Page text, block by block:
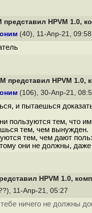
представил HPVM 1.0,
(40), 11-Апр-21, 09:58
представил HPVM 1.0,
(106), 30-Апр-21,
и пытаешься
пользуются тем, что
тем, чем вынужден.
тем, чем дают
они не должны, даже
HPVM 1.0,
11-Апр-21, 05:27
ничего не должны